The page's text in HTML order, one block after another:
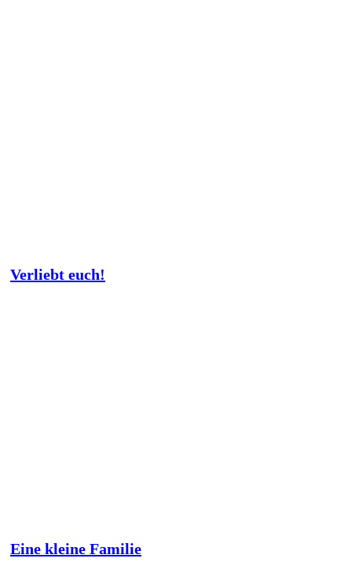
Verliebt euch!
Eine kleine Familie